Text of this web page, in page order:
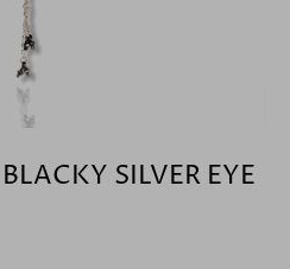
SILVER EYE